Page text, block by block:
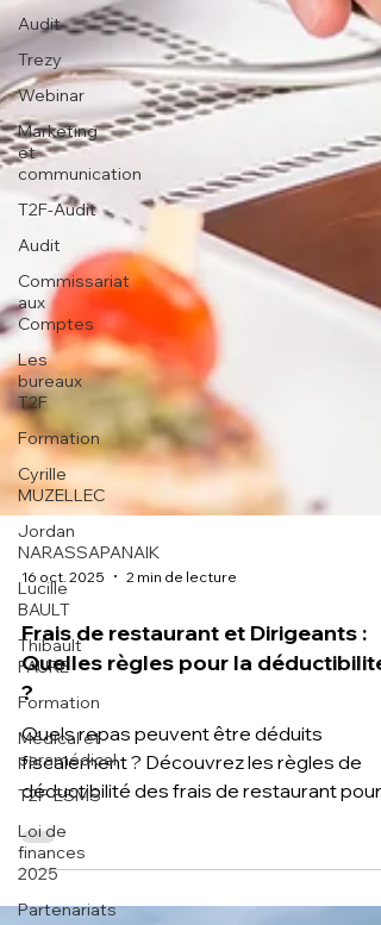
Audit
Trezy
Webinar
Marketing
et
communication
T2F-Audit
Audit
Commissariat
aux
Comptes
Les
bureaux
T2F
Formation
Cyrille
MUZELLEC
Jordan
NARASSAPANAIK
Lucille
BAULT
Thibault
FAURE
Formation
Médical et
paramédical
T2F-ESMS
Loi de
finances
2025
Partenariats
16 oct. 2025 2 min de lecture
Frais de restaurant et Dirigeants :
Quelles règles pour la déductibilité
?
Quels repas peuvent être déduits
déductibilité des frais de restaurant pour
les dirigeants : conditions, justificatifs,
limites et récupération de TVA. Le Groupe